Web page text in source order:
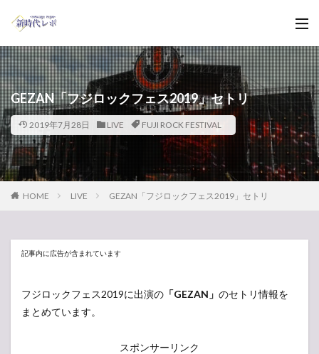
GEZAN「フジロックフェス2019」セトリ
2019年7月28日 LIVE FUJI ROCK FESTIVAL
HOME LIVE GEZAN「フジロックフェス2019」セトリ
記事内に広告が含まれています
フジロックフェス2019に出演の 「GEZAN」 のセトリ情報を
まとめています。
スポンサーリンク